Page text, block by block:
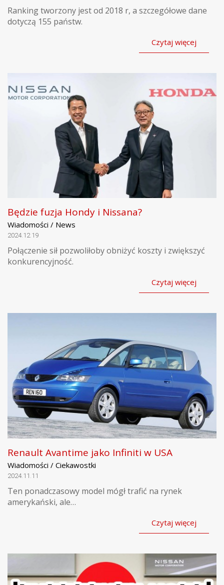
Ranking tworzony jest od 2018 r, a szczegółowe dane
dotyczą 155 państw.
Czytaj więcej
Będzie fuzja Hondy i Nissana?
Wiadomości / News
2024.12.19
Połączenie sił pozwoliłoby obniżyć koszty i zwiększyć
konkurencyjność.
Czytaj więcej
Renault Avantime jako Infiniti w USA
Wiadomości / Ciekawostki
2024.11.11
Ten ponadczasowy model mógł trafić na rynek
amerykański, ale…
Czytaj więcej